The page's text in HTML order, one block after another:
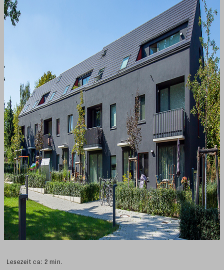
Lesezeit ca: 2 min.